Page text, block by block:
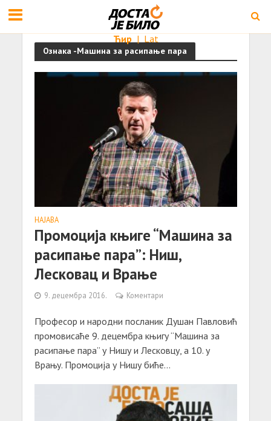
Ћир | Lat
Ознака -Машина за расипање пара
НАЈАВА
Промоција књиге “Машина за
расипање пара”: Ниш,
Лесковац и Врање
9. децембра 2016. Коментари
Професор и народни посланик Душан Павловић
промовисаће 9. децембра књигу “Машина за
расипање пара” у Нишу и Лесковцу, а 10. у
Врању. Промоција у Нишу биће...